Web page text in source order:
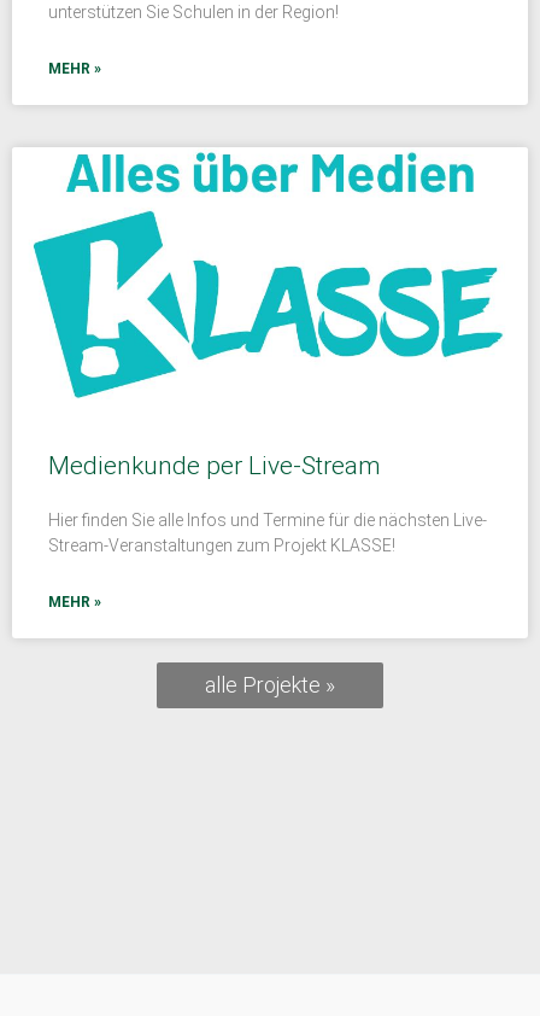
unterstützen Sie Schulen in der Region!
MEHR »
Medienkunde per Live-Stream
Hier finden Sie alle Infos und Termine für die nächsten Live-
Stream-Veranstaltungen zum Projekt KLASSE!
MEHR »
alle Projekte »